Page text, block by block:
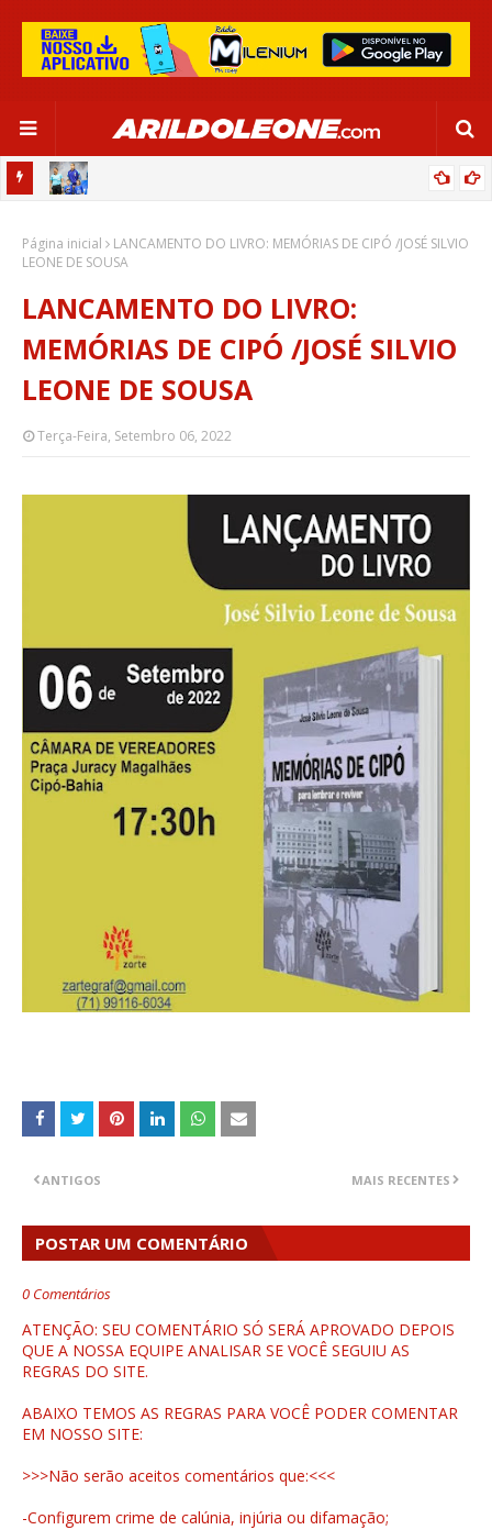
SALVADOR
Página inicial
LANCAMENTO DO LIVRO: MEMÓRIAS DE CIPÓ /JOSÉ SILVIO
LEONE DE SOUSA
LANCAMENTO DO LIVRO:
MEMÓRIAS DE CIPÓ /JOSÉ SILVIO
LEONE DE SOUSA
Terça-Feira, Setembro 06, 2022
MAIS RECENTES
ANTIGOS
POSTAR UM COMENTÁRIO
0 Comentários
ATENÇÃO: SEU COMENTÁRIO SÓ SERÁ APROVADO DEPOIS
QUE A NOSSA EQUIPE ANALISAR SE VOCÊ SEGUIU AS
REGRAS DO SITE.
ABAIXO TEMOS AS REGRAS PARA VOCÊ PODER COMENTAR
EM NOSSO SITE:
>>>Não serão aceitos comentários que:<<<
-Configurem crime de calúnia, injúria ou difamação;